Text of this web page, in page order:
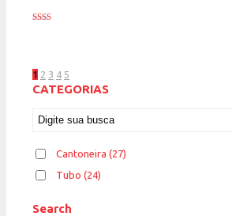
1 2 3 4 5
CATEGORIAS
Cantoneira (27)
Tubo (24)
Search